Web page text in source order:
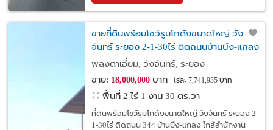
ขายที่ดินพร้อมโชว์รูมโกดังขนาดใหญ่ วัง
จันทร์ ระยอง 2-1-30ไร่ ติดถนนบ้านบึง-แกลง
ใกล้สำนักงานใหญ่ EEC
พลงตาเอี่ยม, วังจันทร์, ระยอง
ขาย: 18,000,000บาท ไร่ละ 7,741,935 บาท
พื้นที่ 2 ไร่ 1 งาน 30 ตร.วา
ที่ดินพร้อมโชว์รูมโกดังขนาดใหญ่ วังจันทร์ ระยอง 2-
1-30ไร่ ติดถนน 344 บ้านบึง-แกลง ใกล้สำนักงาน